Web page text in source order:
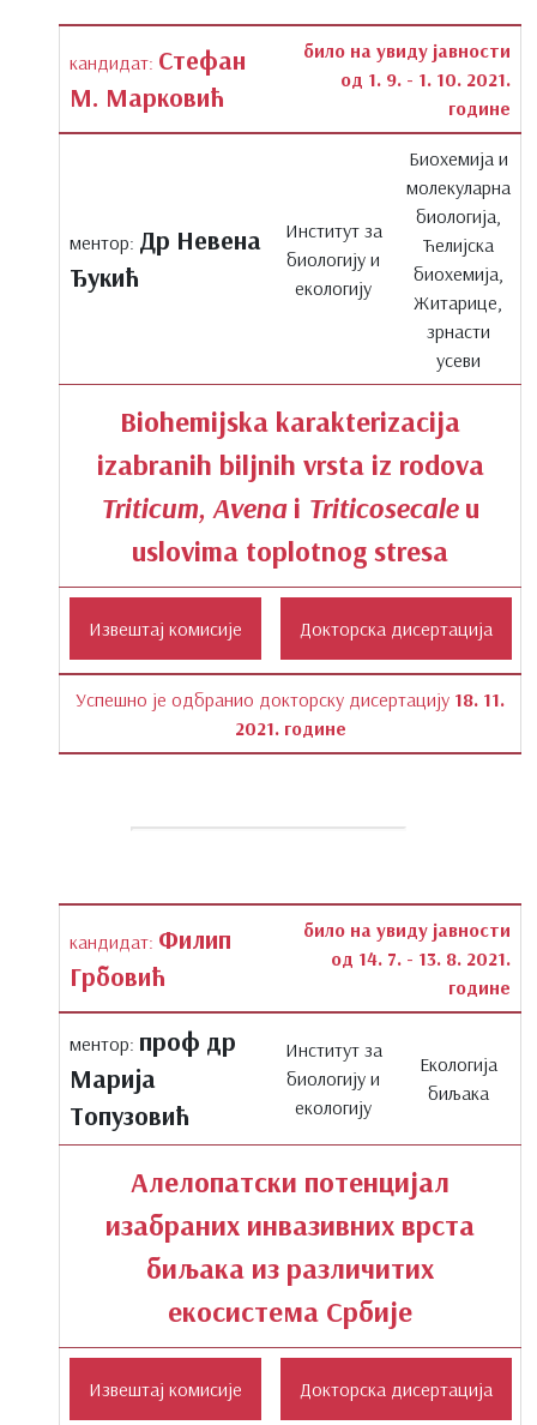
кандидат: Стефан
М. Марковић
било на увиду јавности
од 1. 9. - 1. 10. 2021.
године
ментор: Др Невена
Ђукић
Институт за
биологију и
екологију
Биохемија и
молекуларна
биологија,
Ћелијска
биохемија,
Житарице,
зрнасти
усеви
Biohemijska karakterizacija
izabranih biljnih vrsta iz rodova
Triticum, Avenai Triticosecaleu
uslovima toplotnog stresa
Успешно је одбранио докторску дисертацију 18. 11.
2021. године
кандидат: Филип
Грбовић
било на увиду јавности
од 14. 7. - 13. 8. 2021.
године
ментор: проф др
Марија
Топузовић
Институт за
биологију и
екологију
Екологија
биљака
Алелопатски потенцијал
изабраних инвазивних врста
биљака из различитих
екосистема Србије